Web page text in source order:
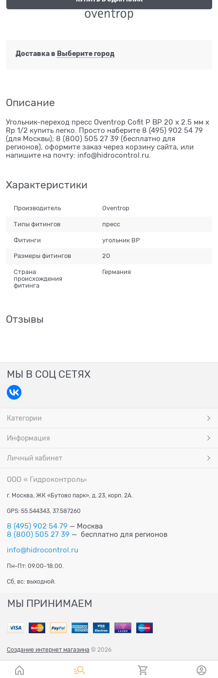
Доставка в Выберите город
Описание
Угольник-переход пресс Oventrop Cofit P ВР 20 х 2.5 мм х
Rp 1/2 купить легко. Просто наберите 8 (495) 902 54 79
(для Москвы); 8 (800) 505 27 39 (бесплатно для
регионов), оформите заказ через корзину сайта, или
напишите на почту: info@hidrocontrol.ru.
Характеристики
Производитель Oventrop
Типы фитингов пресс
Фитинги угольник ВР
Размеры фитингов 20
Страна
происхождения
фитинга
Германия
Отзывы
МЫ В СОЦ СЕТЯХ
Категории
Информация
Личный кабинет
ООО « Гидроконтроль»
г. Москва, ЖК «Бутово парк», д. 23, корп. 2А.
GPS: 55.544343, 37.587260
8 (495) 902 54 79 — Москва
8 (800) 505 27 39 — бесплатно для регионов
info@hidrocontrol.ru
Пн-Пт: 09.00-18.00.
Сб, вс: выходной.
МЫ ПРИНИМАЕМ
Создание интернет магазина © 2026